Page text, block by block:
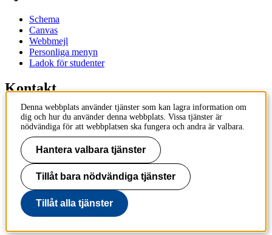
Schema
Canvas
Webbmejl
Personliga menyn
Ladok för studenter
Kontakt
Kontakta utbildningsprogram
Kontakta kurs
IT-support
KTH Entré
KTH
100 44 Stockholm
+46 8 790 60 00
info@kth.se
Denna webbplats använder tjänster som kan lagra information om
dig och hur du använder denna webbplats. Vissa tjänster är
nödvändiga för att webbplatsen ska fungera och andra är valbara.
Hantera valbara tjänster
Tillåt bara nödvändiga tjänster
Tillåt alla tjänster